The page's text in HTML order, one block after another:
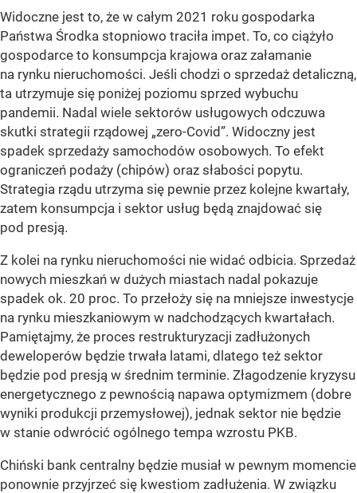
Widoczne jest to, że w całym 2021 roku gospodarka
Państwa Środka stopniowo traciła impet. To, co ciążyło
gospodarce to konsumpcja krajowa oraz załamanie
na rynku nieruchomości. Jeśli chodzi o sprzedaż detaliczną,
ta utrzymuje się poniżej poziomu sprzed wybuchu
pandemii. Nadal wiele sektorów usługowych odczuwa
skutki strategii rządowej „zero-Covid”. Widoczny jest
spadek sprzedaży samochodów osobowych. To efekt
ograniczeń podaży (chipów) oraz słabości popytu.
Strategia rządu utrzyma się pewnie przez kolejne kwartały,
zatem konsumpcja i sektor usług będą znajdować się
pod presją.
Z kolei na rynku nieruchomości nie widać odbicia. Sprzedaż
nowych mieszkań w dużych miastach nadal pokazuje
spadek ok. 20 proc. To przełoży się na mniejsze inwestycje
na rynku mieszkaniowym w nadchodzących kwartałach.
Pamiętajmy, że proces restrukturyzacji zadłużonych
deweloperów będzie trwała latami, dlatego też sektor
będzie pod presją w średnim terminie. Złagodzenie kryzysu
energetycznego z pewnością napawa optymizmem (dobre
wyniki produkcji przemysłowej), jednak sektor nie będzie
w stanie odwrócić ogólnego tempa wzrostu PKB.
Chiński bank centralny będzie musiał w pewnym momencie
ponownie przyjrzeć się kwestiom zadłużenia. W związku